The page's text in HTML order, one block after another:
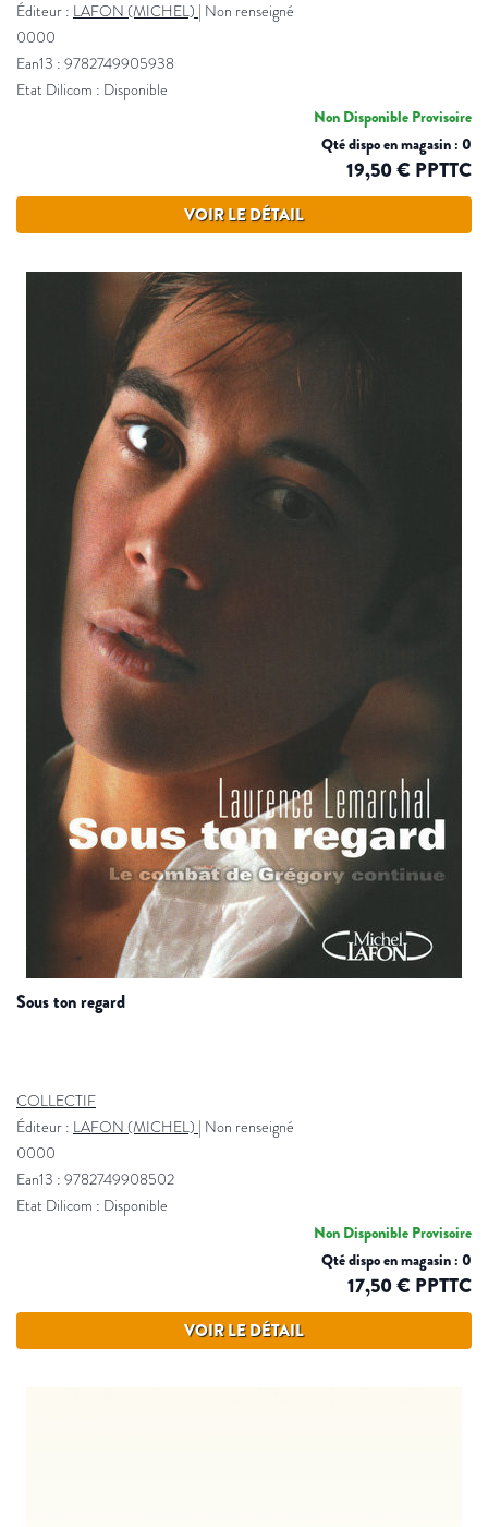
Éditeur : LAFON (MICHEL) | Non renseigné
0000
Ean13 : 9782749905938
Etat Dilicom : Disponible
Non Disponible Provisoire
Qté dispo en magasin : 0
19,50 € PPTTC
VOIR LE DÉTAIL
sous ton regard
COLLECTIF
Éditeur : LAFON (MICHEL) | Non renseigné
0000
Ean13 : 9782749908502
Etat Dilicom : Disponible
Non Disponible Provisoire
Qté dispo en magasin : 0
17,50 € PPTTC
VOIR LE DÉTAIL